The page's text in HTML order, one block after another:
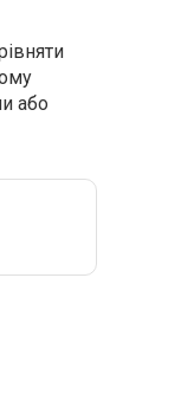
або